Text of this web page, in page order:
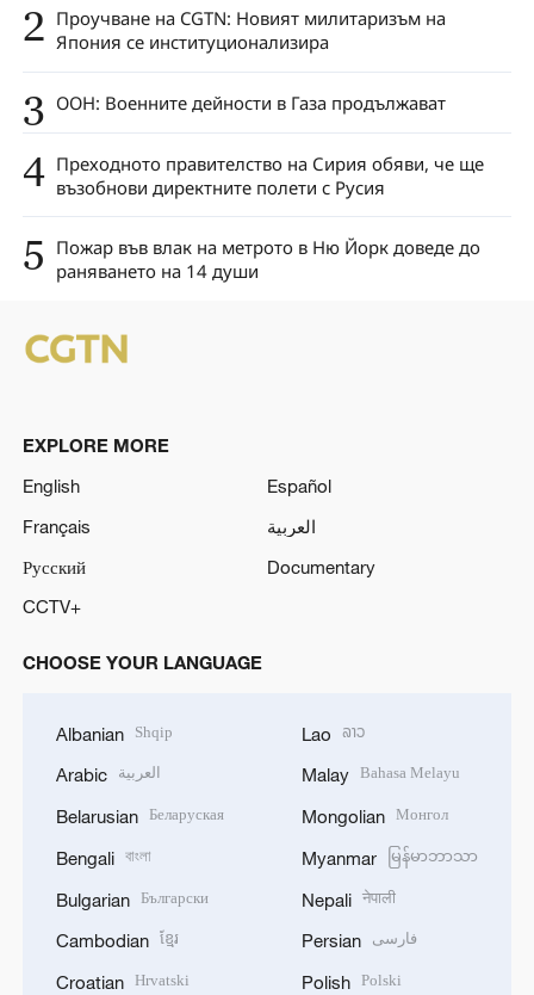
2 Проучване на CGTN: Новият милитаризъм на
Япония се институционализира
3 ООН: Военните дейности в Газа продължават
4 Преходното правителство на Сирия обяви, че ще
възобнови директните полети с Русия
5 Пожар във влак на метрото в Ню Йорк доведе до
раняването на 14 души
EXPLORE MORE
English
Español
Français
العربية
Русский
Documentary
CCTV+
CHOOSE YOUR LANGUAGE
Albanian Shqip
Arabic العربية
Belarusian Беларуская
Bengali বাংলা
Bulgarian Български
Cambodian ខ្មែរ
Croatian Hrvatski
Lao ລາວ
Malay Bahasa Melayu
Mongolian Монгол
Myanmar မြန်မာဘာသာ
Nepali नेपाली
Persian فارسی
Polish Polski